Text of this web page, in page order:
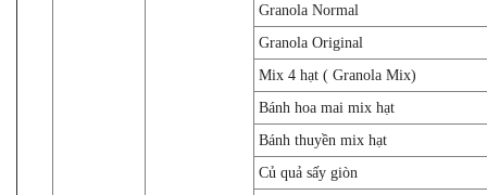
Granola Normal
Granola Original
Mix 4 hạt ( Granola Mix)
Bánh hoa mai mix hạt
Bánh thuyền mix hạt
Củ quả sấy giòn